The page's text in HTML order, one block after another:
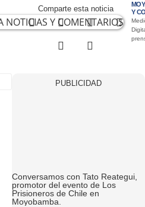
Y
Comparte esta noticia
PUBLICIDAD
Conversamos con Tato Reategui,
promotor del evento de Los
Prisioneros de Chile en
Moyobamba.